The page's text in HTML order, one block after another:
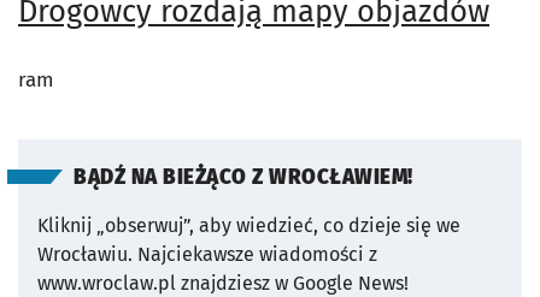
Drogowcy rozdają mapy objazdów
ram
BĄDŹ NA BIEŻĄCO Z WROCŁAWIEM!
Kliknij „obserwuj”, aby wiedzieć, co dzieje się we
Wrocławiu. Najciekawsze wiadomości z
www.wroclaw.pl znajdziesz w Google News!